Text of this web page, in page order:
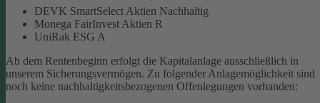
DEVK SmartSelect Aktien Nachhaltig
Monega FairInvest Aktien R
UniRak ESG A
Ab dem Rentenbeginn erfolgt die Kapitalanlage ausschließlich in
unserem Sicherungsvermögen. Zu folgender Anlagemöglichkeit sind
noch keine nachhaltigkeitsbezogenen Offenlegungen vorhanden: